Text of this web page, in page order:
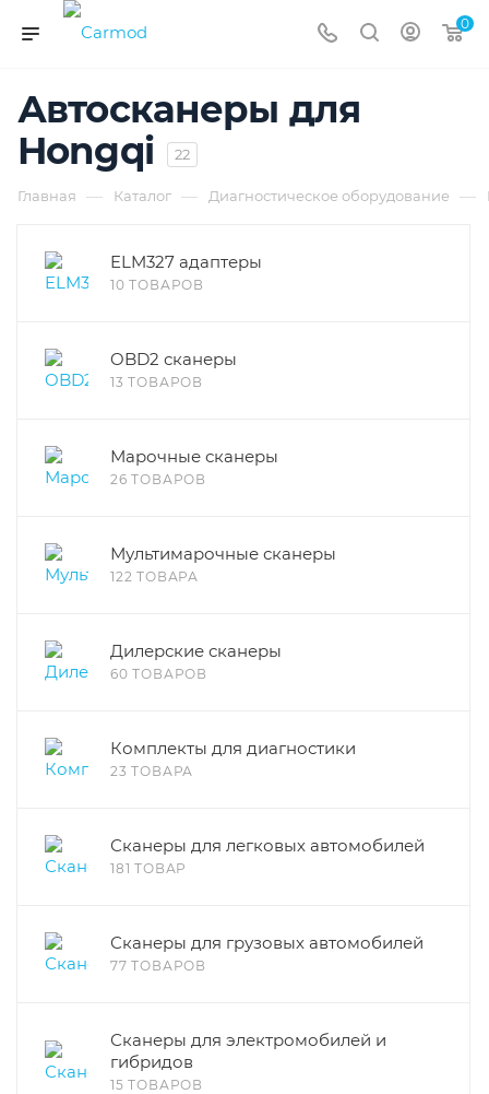
0
Автосканеры для
Hongqi
22
Главная — Каталог — Диагностическое оборудование —
ELM327 адаптеры
10 ТОВАРОВ
OBD2 сканеры
13 ТОВАРОВ
Марочные сканеры
26 ТОВАРОВ
Мультимарочные сканеры
122 ТОВАРА
Дилерские сканеры
60 ТОВАРОВ
Комплекты для диагностики
23 ТОВАРА
Сканеры для легковых автомобилей
181 ТОВАР
Сканеры для грузовых автомобилей
77 ТОВАРОВ
Сканеры для электромобилей и
гибридов
15 ТОВАРОВ